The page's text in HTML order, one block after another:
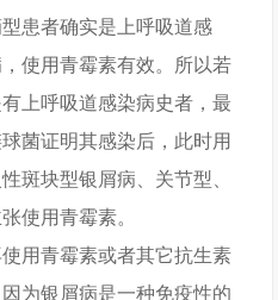
患者确实是上呼吸道感
使用青霉素有效。所以若
上呼吸道感染病史者，最
菌证明其感染后，此时用
斑块型银屑病、关节型、
使用青霉素。
用青霉素或者其它抗生素
为银屑病是一种免疫性的